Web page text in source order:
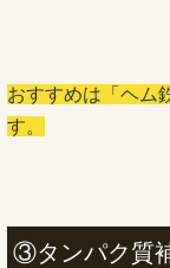
おすすめは「ヘム
す。
③タンパク質